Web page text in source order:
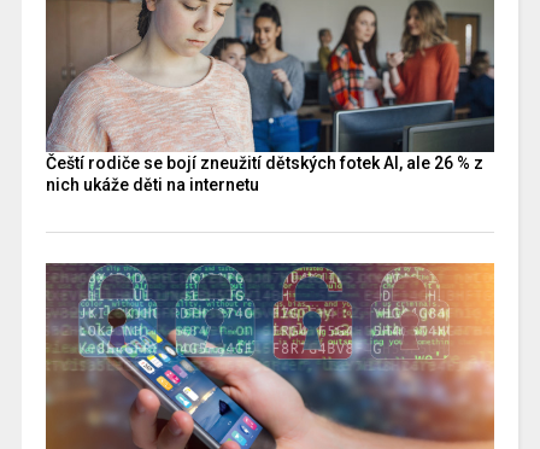
Čeští rodiče se bojí zneužití dětských fotek AI, ale 26 % z
nich ukáže děti na internetu